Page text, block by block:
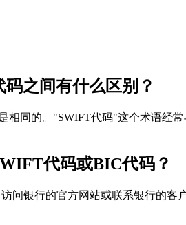
之间有什么区别？
相同的。"SWIFT代码"这个术语经
代码或BIC代码？
问银行的官方网站或联系银行的客